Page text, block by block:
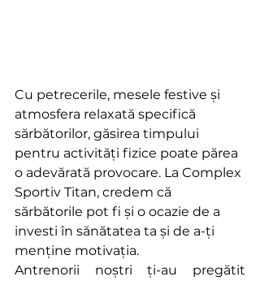
Cu petrecerile, mesele festive și
atmosfera relaxată specifică
sărbătorilor, găsirea timpului
pentru activități fizice poate părea
o adevărată provocare. La Complex
Sportiv Titan, credem că
sărbătorile pot fi și o ocazie de a
investi în sănătatea ta și de a-ți
menține motivația.
Antrenorii noștri ți-au pregătit